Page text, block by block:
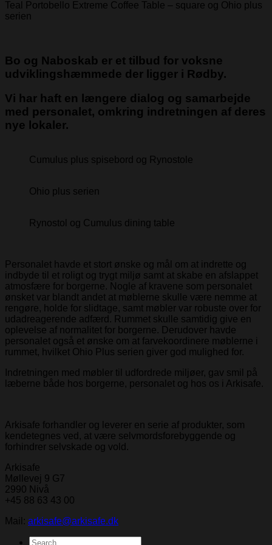
Teal Portobello Extreme Coffee Table – square og Ohio plus
serien
Bo og Naboskab er et tilbud for voksne
udviklingshæmmede der ligger i Rødby.
Vi har haft en længere dialog og samarbejde
med personalet, omkring indretningen af deres
nye lokaler.
Cumulus plus spisebord og Rynostole
Ohio plus serien
Rynostol og Cumulus dining table
Personalet havde et stort ønske og mål om at indrette og
indbyde til et roligt og trygt miljø samt at skabe en afslappet
atmosfære for borgerne. Nogle af kravene som personalet
ønsket var blandt andet at møblerne skulle være nemme at
rengøre, holde for slidtage, samt møbler var robuste over for
udadreagerende adfærd. Rummet skulle samtidig give en
oplevelse af normalitet for borgerne. Derudover havde
personalet også et ønske om at farvekoordinere møblerne i
rummet, hvilket Ohio Plus serien giver god mulighed for.
Indretningen med møbler til udfordrede miljøer, gav smil på
læberne både hos borgerne, personalet og hos os i Arkisafe.
Arkisafe forhandler og leverer en serie af produkter, som
kendetegnes ved, at være selvmordsforebyggende og
forhindrer selvskade og vold.
Arkisafe
Møllevej 9 G7
2990 Nivå
+45 88 63 43 00
Mail: arkisafe@arkisafe.dk
Search